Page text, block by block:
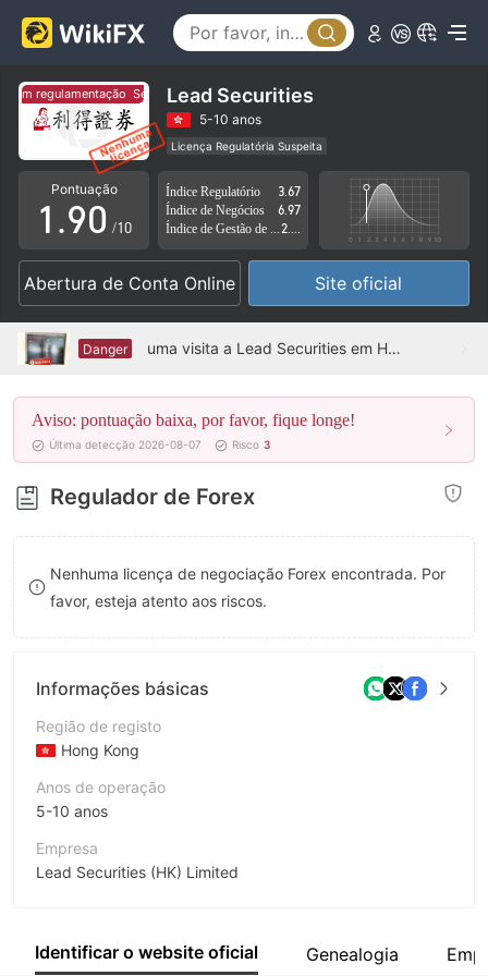
regulamentação Sem regulamentação
Lead Securities
5-10 anos
Licença Regulatória Suspeita
Região de negócios suspeita
Risco potencial alto
Pontuação
0
1
2
3
4
5
6
7
8
9
.
5
6
7
8
90
1
2
3
4
5
6
7
8
9
/10
Índice Regulatório
3.67
Índice de Negócios
6.97
Abertura de Conta Online Site oficial
Danger uma visita a Lead Securities em Hong Kong – nenhum escritório encontrado
Aviso: pontuação baixa, por favor, fique longe!
Última detecção 2026-08-07 Risco 3
Regulador de Forex
Nenhuma licença de negociação Forex encontrada. Por
favor, esteja atento aos riscos.
Informações básicas
Região de registo
Hong Kong
Anos de operação
5-10 anos
Empresa
Lead Securities (HK) Limited
Funcionário da empresa
Identificar o website oficial Genealogia